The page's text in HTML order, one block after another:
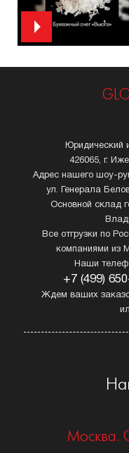
Юридический
426065, г.
Адрес нашего шоу-
ул. Генерала
Основной склад
Все отгрузки по
компаниями из
Наши
+7 (499)
Ждем ваших
Москва.